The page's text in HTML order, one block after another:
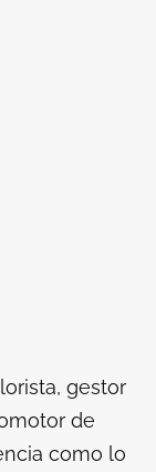
gestor
de
como lo